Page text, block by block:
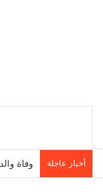
أخبار عاجلة وفاة